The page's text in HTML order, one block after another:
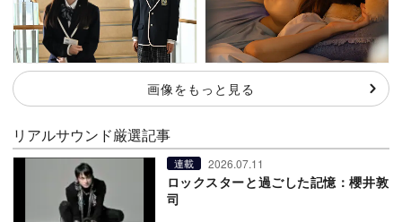
画像をもっと見る
リアルサウンド厳選記事
連載 2026.07.11
ロックスターと過ごした記憶：櫻井敦
司